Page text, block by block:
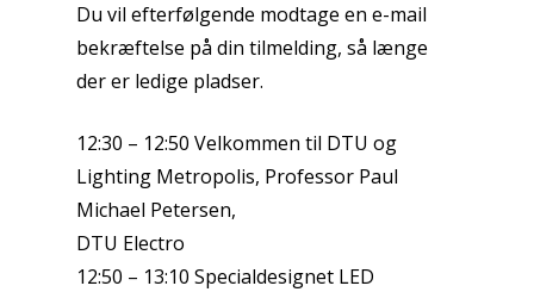
Du vil efterfølgende modtage en e-mail
bekræftelse på din tilmelding, så længe
der er ledige pladser.
12:30 – 12:50 Velkommen til DTU og
Lighting Metropolis, Professor Paul
Michael Petersen,
DTU Electro
12:50 – 13:10 Specialdesignet LED